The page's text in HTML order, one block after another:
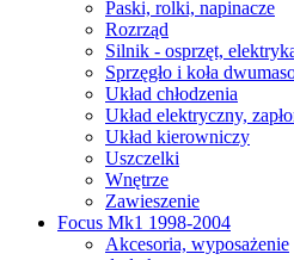
Paski, rolki, napinacze
Rozrząd
Silnik - osprzęt,
Sprzęgło i koła
Układ chłodzenia
Układ elektryczny,
Układ kierowniczy
Uszczelki
Wnętrze
Zawieszenie
Focus Mk1 1998-2004
Akcesoria, wyposażenie